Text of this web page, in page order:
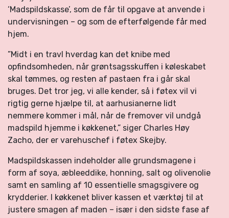
‘Madspildskasse’, som de får til opgave at anvende i
undervisningen – og som de efterfølgende får med
hjem.
”Midt i en travl hverdag kan det knibe med
opfindsomheden, når grøntsagsskuffen i køleskabet
skal tømmes, og resten af pastaen fra i går skal
bruges. Det tror jeg, vi alle kender, så i føtex vil vi
rigtig gerne hjælpe til, at aarhusianerne lidt
nemmere kommer i mål, når de fremover vil undgå
madspild hjemme i køkkenet,” siger Charles Høy
Zacho, der er varehuschef i føtex Skejby.
Madspildskassen indeholder alle grundsmagene i
form af soya, æbleeddike, honning, salt og olivenolie
samt en samling af 10 essentielle smagsgivere og
krydderier. I køkkenet bliver kassen et værktøj til at
justere smagen af maden – især i den sidste fase af